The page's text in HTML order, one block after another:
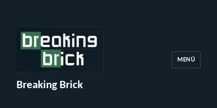
Breaking Brick
MENÜ